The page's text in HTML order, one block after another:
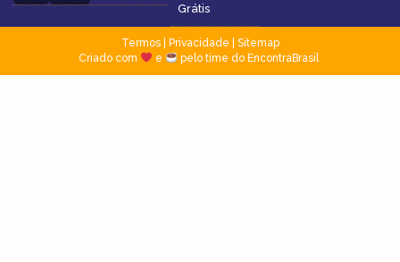
Grátis
Termos| Privacidade
Sitemap
Criado com
e pelo time do EncontraBrasil